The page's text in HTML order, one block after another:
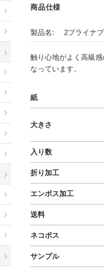
商品仕様
製品名: 2プライナ
触り心地がよく高級
なっています。
紙
大きさ
入り数
折り加工
エンボス加工
送料
ネコポス
サンプル